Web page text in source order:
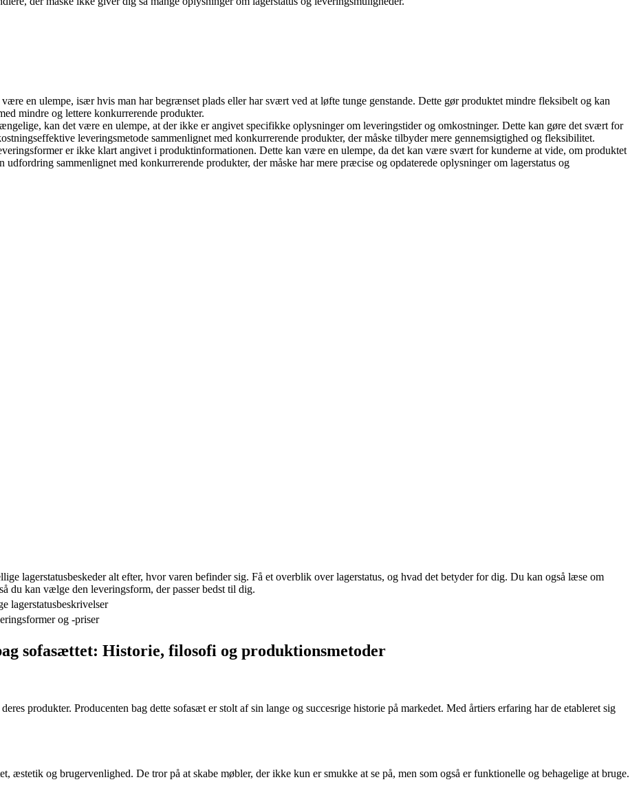
en ulempe, især hvis man har begrænset plads eller har svært ved at løfte tunge genstande. Dette gør produktet mindre fleksibelt og kan
mindre og lettere konkurrerende produkter.
kan det være en ulempe, at der ikke er angivet specifikke oplysninger om leveringstider og omkostninger. Dette kan gøre det svært for
leveringsmetode sammenlignet med konkurrerende produkter, der måske tilbyder mere gennemsigtighed og fleksibilitet.
er ikke klart angivet i produktinformationen. Dette kan være en ulempe, da det kan være svært for kunderne at vide, om produktet
sammenlignet med konkurrerende produkter, der måske har mere præcise og opdaterede oplysninger om lagerstatus og
lagerstatusbeskeder alt efter, hvor varen befinder sig. Få et overblik over lagerstatus, og hvad det betyder for dig. Du kan også læse om
du kan vælge den leveringsform, der passer bedst til dig.
lagerstatusbeskrivelser
og -priser
sofasættet: Historie, filosofi og produktionsmetoder
produkter. Producenten bag dette sofasæt er stolt af sin lange og succesrige historie på markedet. Med årtiers erfaring har de etableret sig
æstetik og brugervenlighed. De tror på at skabe møbler, der ikke kun er smukke at se på, men som også er funktionelle og behagelige at bruge.